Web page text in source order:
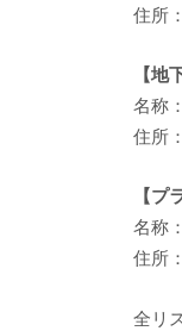
住所
【地
名称
住所
【
名称
住所
全リ